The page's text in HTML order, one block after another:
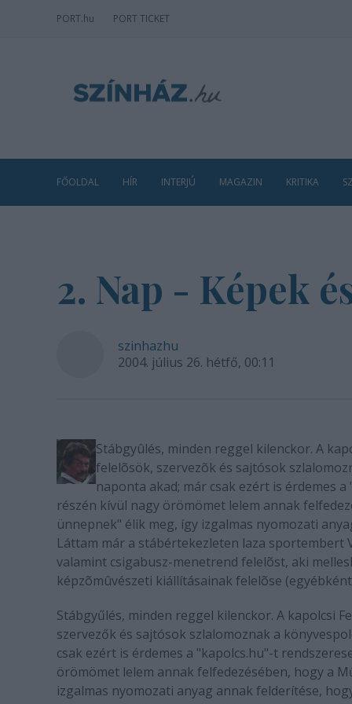
PORT.hu PORT TICKET
FŐOLDAL HÍR INTERJÚ MAGAZIN KRITIKA
2. Nap - Képek
szinhazhu
2004. július 26. hétfő, 00:11
Stábgyûlés, minden reggel kilenckor. A
felelõsök, szervezõk és sajtósok
naponta akad; már csak ezért is érdemes
részén kívül nagy örömömet lelem annak
ünnepnek" élik meg, így izgalmas nyomozati
Láttam már a stábértekezleten laza
valamint csigabusz-menetrend felelõst, aki
képzõmûvészeti kiállításainak felelõse
Stábgyűlés, minden reggel kilenckor. A kapolcsi
szervezők és sajtósok szlalomoznak a
csak ezért is érdemes a "kapolcs.hu"-t
örömömet lelem annak felfedezésében, hogy a
izgalmas nyomozati anyag annak felderítése,